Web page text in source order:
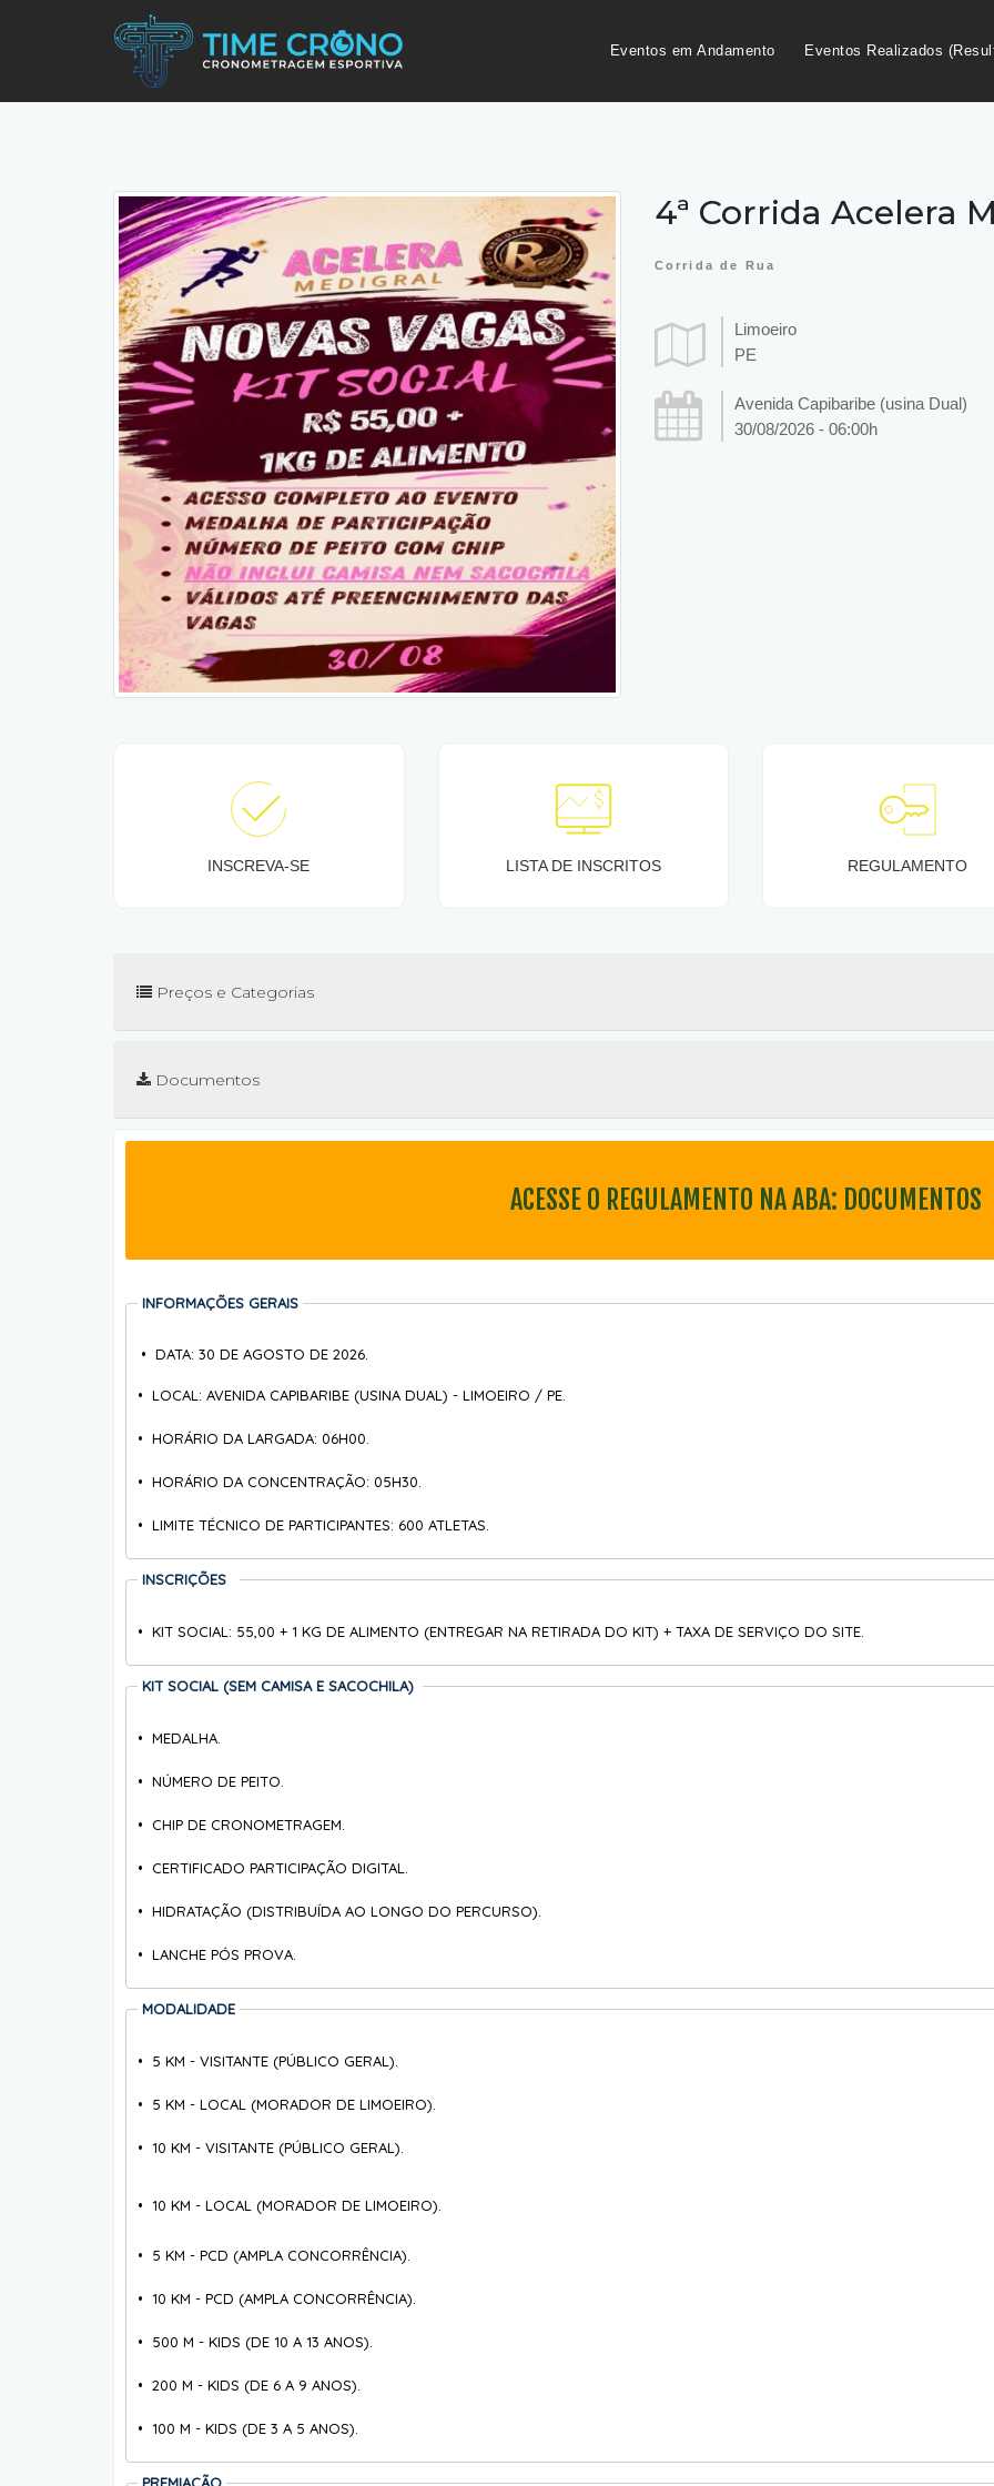
Eventos em Andamento Eventos Realizados
4ª Corrida Acelera
Corrida de Rua
Limoeiro
PE
Avenida Capibaribe (usina Dual)
30/08/2026 - 06:00h
INSCREVA-SE LISTA DE INSCRITOS REGULAMENTO
Preços e Categorias
Documentos
ACESSE O REGULAMENTO NA ABA: DOCUMENTOS
INFORMAÇÕES GERAIS
• DATA: 30 DE AGOSTO DE 2026.
• LOCAL: AVENIDA CAPIBARIBE (USINA DUAL) - LIMOEIRO / PE.
• HORÁRIO DA LARGADA: 06H00.
• HORÁRIO DA CONCENTRAÇÃO: 05H30.
• LIMITE TÉCNICO DE PARTICIPANTES: 600 ATLETAS.
INSCRIÇÕES
• KIT SOCIAL: 55,00 + 1 KG DE ALIMENTO (ENTREGAR NA RETIRADA DO KIT) + TAXA DE SERVIÇO DO SITE
KIT SOCIAL (SEM CAMISA E SACOCHILA)
• MEDALHA.
• NÚMERO DE PEITO.
• CHIP DE CRONOMETRAGEM
• CERTIFICADO PARTICIPAÇÃO DIGITAL.
• HIDRATAÇÃO (DISTRIBUÍDA AO LONGO DO PERCURSO).
• LANCHE PÓS PROVA.
MODALIDADE
• 5 KM - VISITANTE (PÚBLICO GERAL).
• 5 KM - LOCAL (MORADOR DE LIMOEIRO).
• 10 KM - VISITANTE (PÚBLICO GERAL).
• 10 KM - LOCAL (MORADOR DE LIMOEIRO).
• 5 KM - PCD (AMPLA CONCORRÊNCIA).
• 10 KM - PCD (AMPLA CONCORRÊNCIA).
• 500 M - KIDS (DE 10 A 13 ANOS).
• 200 M - KIDS (DE 6 A 9 ANOS).
• 100 M - KIDS (DE 3 A 5 ANOS).